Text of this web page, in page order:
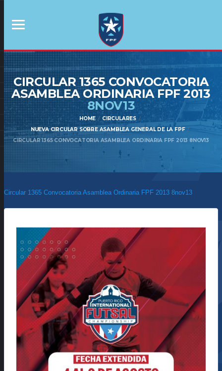
CIRCULAR 1365 CONVOCATORIA
ASAMBLEA ORDINARIA FPF 2013
8NOV13
HOME
CIRCULARES
NUEVA CIRCULAR SOBRE ASAMBLEA GENERAL DE LA FPF
CIRCULAR 1365 CONVOCATORIA ASAMBLEA ORDINARIA FPF 2013 8NOV13
Circular 1365 Convocatoria Asamblea Ordinaria FPF 2013 8nov13